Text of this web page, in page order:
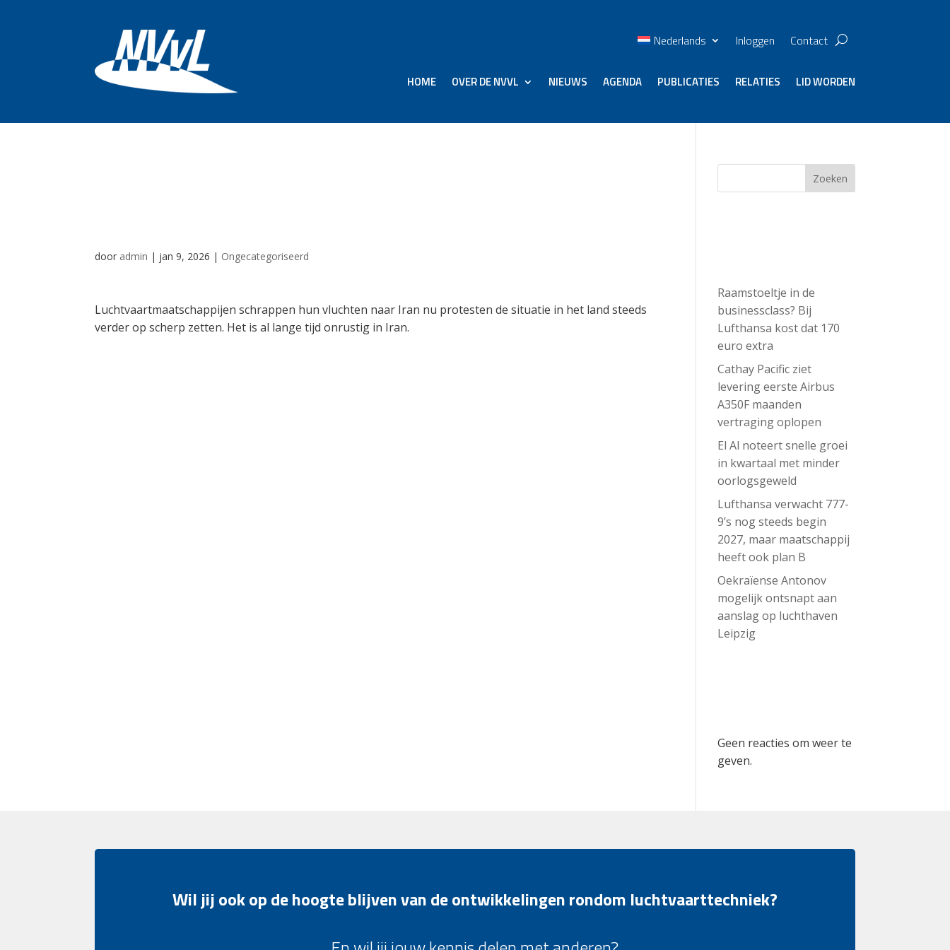
Nederlands Inloggen Contact
HOME OVER DE NVVL NIEUWS AGENDA PUBLICATIES RELATIES LID WORDEN
door admin | jan 9, 2026 | Ongecategoriseerd
Luchtvaartmaatschappijen schrappen hun vluchten naar Iran nu protesten de situatie in het land steeds
verder op scherp zetten. Het is al lange tijd onrustig in Iran.
Zoeken
Raamstoeltje in de
businessclass? Bij
Lufthansa kost dat 170
euro extra
Cathay Pacific ziet
levering eerste Airbus
A350F maanden
vertraging oplopen
El Al noteert snelle groei
in kwartaal met minder
oorlogsgeweld
Lufthansa verwacht 777-
9’s nog steeds begin
2027, maar maatschappij
heeft ook plan B
Oekraïense Antonov
mogelijk ontsnapt aan
aanslag op luchthaven
Leipzig
Geen reacties om weer te
geven.
Wil jij ook op de hoogte blijven van de ontwikkelingen rondom luchtvaarttechniek?